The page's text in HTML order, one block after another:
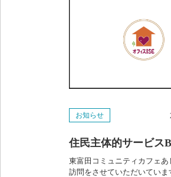
お知らせ
住民主体的サービスB
東富田コミュニティカフェあ
訪問をさせていただいていま